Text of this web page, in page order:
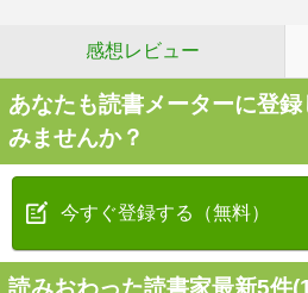
感想レビュー
あなたも読書メーターに登
みませんか？
今すぐ登録する（無料）
読みおわった読書家最新5件